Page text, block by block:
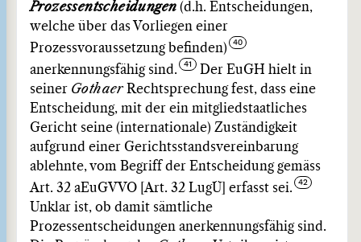
Prozessentscheidungen (d.h. Entscheidungen,
welche über das Vorliegen einer
Prozessvoraussetzung befinden)
anerkennungsfähig sind.
Der EuGH hielt in
seiner GothaerRechtsprechung fest, dass eine
Entscheidung, mit der ein mitgliedstaatliches
Gericht seine (internationale) Zuständigkeit
aufgrund einer Gerichtsstandsvereinbarung
ablehnte, vom Begriff der Entscheidung gemäss
Art. 32 aEuGVVO [Art. 32 LugÜ] erfasst sei.
Unklar ist, ob damit sämtliche
Prozessentscheidungen anerkennungsfähig sind.